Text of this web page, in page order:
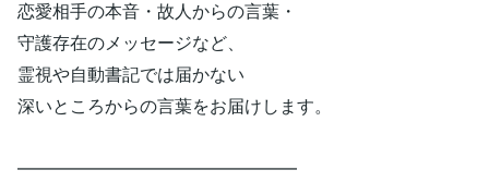
恋愛相手の本音・故人からの言葉・
守護存在のメッセージなど、
霊視や自動書記では届かない
深いところからの言葉をお届けします。
━━━━━━━━━━━━━━━━